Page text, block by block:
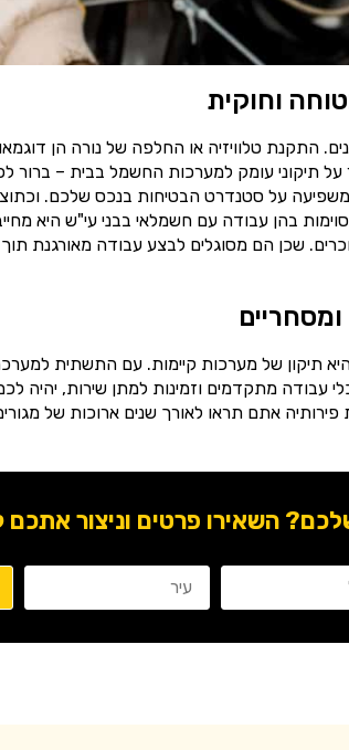
וחוקית
התקנת טלוויזיה או החלפה של נורה הן
תיקוני עומק למערכות החשמל בבית – ברור
על סטנדרט הבטיחות בנכס שלכם.
בהן עבודה עם חשמלאי בבני עי"ש היא
שכן הם מסוגלים לבצע עבודה מאורגנת
תיקון של מערכות קיימות. עם התשתית
מתקדמים וזמינות למתן שירות, יהיה
אתם תראו לאורך שנים ארוכות של
השאירו פרטים וניצור